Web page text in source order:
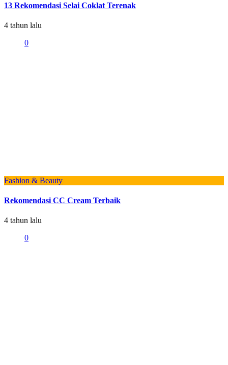
13 Rekomendasi Selai Coklat Terenak
4 tahun lalu
0
Fashion & Beauty
Rekomendasi CC Cream Terbaik
4 tahun lalu
0